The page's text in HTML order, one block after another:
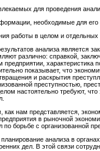
для проведения
необходимые для его
работы в целом и отдельных
анализа является
различно: справкой,
предприятии, характеристика
показывает, что
и раскрытия
преступностью,
настоятельно требуют,
как нам представляется,
в рыночной
по борьбе с организованной
анализа в
дел. В этой связи